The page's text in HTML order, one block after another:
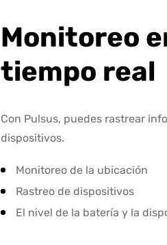
Monitoreo
tiempo real
Con Pulsus, puedes rastrear
dispositivos.
Monitoreo de la ubicación
Rastreo de dispositivos
El nivel de la batería y la